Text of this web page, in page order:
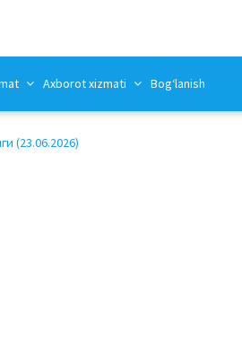
Axborot xizmati Bog‘lanish
(23.06.2026)